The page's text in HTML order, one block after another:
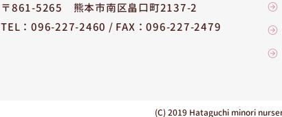
〒861-5265
熊本市南区畠口町2137-2
TEL：096-227-2460 / FAX：096-227-2479
(C) 2019 Hataguchi minori